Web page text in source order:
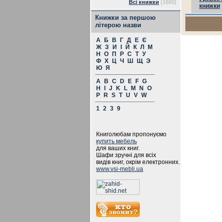
Всі книжки (1660)
Книжки за першою
літерою назви
А Б В Г Д Е Є
Ж З И Й К Л
М
Н
О П Р С Т У
Ф Х Ц Ч Ш Щ Э
Ю Я
A
B C D E F G
H
J K L M N
O
P
R S T U V W
1 2 3 9
Книголюбам пропонуємо
купить мебель
для ваших книг.
Шафи зручні для всіх
видів книг, окрім електронних.
www.vsi-mebli.ua
книжки